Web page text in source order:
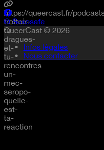
https://queercast.fr/
trottoir-
tu-
dragues-
et-
tu-
rencontres-
un-
mec-
seropo-
quelle-
est-
ta-
reaction
© Sexosafe
QueerCast © 2026
Infos légales
Nous contacter